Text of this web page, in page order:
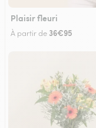
Plaisir fleuri
À partir de 36€95